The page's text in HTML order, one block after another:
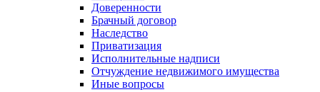
Доверенности
Брачный договор
Наследство
Приватизация
Исполнительные надписи
Отчуждение недвижимого имущества
Иные вопросы